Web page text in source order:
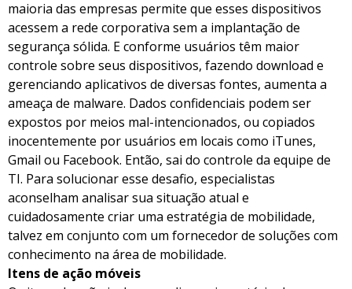
maioria das empresas permite que esses dispositivos
acessem a rede corporativa sem a implantação de
segurança sólida. E conforme usuários têm maior
controle sobre seus dispositivos, fazendo download e
gerenciando aplicativos de diversas fontes, aumenta a
ameaça de malware. Dados confidenciais podem ser
expostos por meios mal-intencionados, ou copiados
inocentemente por usuários em locais como iTunes,
Gmail ou Facebook. Então, sai do controle da equipe de
TI. Para solucionar esse desafio, especialistas
aconselham analisar sua situação atual e
cuidadosamente criar uma estratégia de mobilidade,
talvez em conjunto com um fornecedor de soluções com
conhecimento na área de mobilidade.
Itens de ação móveis